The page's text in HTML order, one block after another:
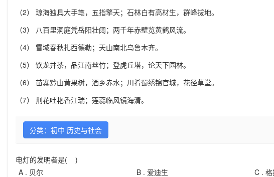
（2） 琼海独具大手笔，五指擎天；石林白有高材生，群峰拔地。
（3） 八百里洞庭凭岳阳壮阔；两千年赤壁览黄鹤风流。
（4） 雪域春秋扎西德勒；天山南北乌鲁木齐。
（5） 饮龙井茶，品江南丝竹；登虎丘塔，论天下园林。
（6） 苗寨黔山黄果树，酒乡赤水；川肴蜀绣锦官城，花径草堂。
（7） 荆花吐艳香江瑞；莲蕊临风镜海清。
分类：初中 历史与社会
电灯的发明者是( )
A . 贝尔 B . 爱迪生 C .